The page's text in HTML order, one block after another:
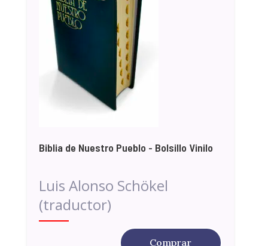
Biblia de Nuestro Pueblo - Bolsillo Vinilo
Luis Alonso Schökel
(traductor)
Comprar